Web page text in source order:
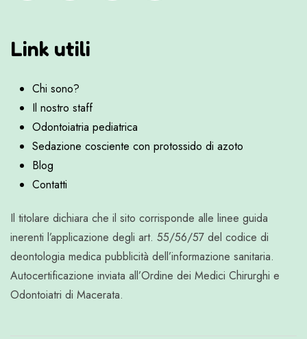
Link utili
Chi sono?
Il nostro staff
Odontoiatria pediatrica
Sedazione cosciente con protossido di azoto
Blog
Contatti
Il titolare dichiara che il sito corrisponde alle linee guida
inerenti l’applicazione degli art. 55/56/57 del codice di
deontologia medica pubblicità dell’informazione sanitaria.
Autocertificazione inviata all’Ordine dei Medici Chirurghi e
Odontoiatri di Macerata.